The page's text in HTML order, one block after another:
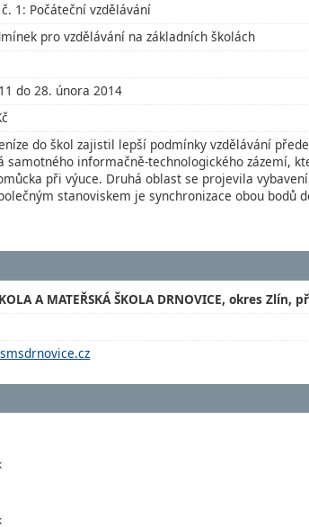
1: Počáteční vzdělávání
pro vzdělávání na základních školách
do 28. února 2014
do škol zajistil lepší podmínky vzdělávání
samotného informačně-technologického zázemí,
při výuce. Druhá oblast se projevila
stanoviskem je synchronizace obou bodů
A MATEŘSKÁ ŠKOLA DRNOVICE, okres